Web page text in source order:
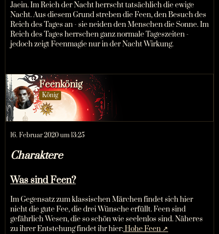
Jaein. Im Reich der Nacht herrscht tatsächlich die ewige
Nacht. Aus diesem Grund streben die Feen, den Besuch des
Reich des Tages an - sie neiden den Menschen die Sonne. Im
Reich des Tages herrschen ganz normale Tageszeiten -
jedoch zeigt Feenmagie nur in der Nacht Wirkung.
Feenkönig
König
16. Februar 2020 um 13:25
Charaktere
Was sind Feen?
Im Gegensatz zum klassischen Märchen findet sich hier
nicht die gute Fee, die drei Wünsche erfüllt. Feen sind
gefährlich Wesen, die so schön wie seelenlos sind. Näheres
zu ihrer Entstehung findet ihr hier:Hohe Feen